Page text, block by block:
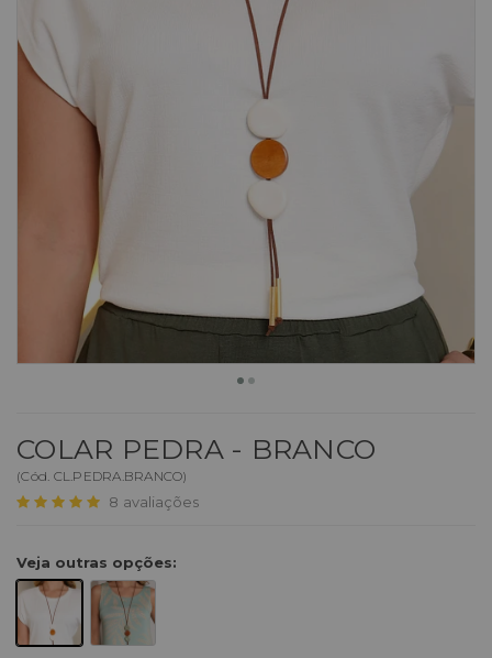
COLAR PEDRA - BRANCO
(Cód. CL.PEDRA.BRANCO)
8 avaliações
Veja outras opções: